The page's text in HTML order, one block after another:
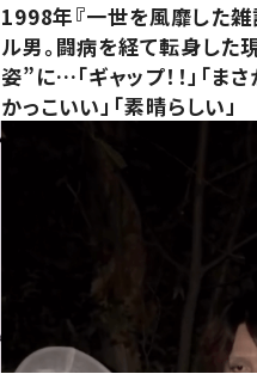
1998年『一世を風靡した雑
ル男。闘病を経て転身した
姿”に…「ギャップ！！」「ま
かっこいい」「素晴らしい」